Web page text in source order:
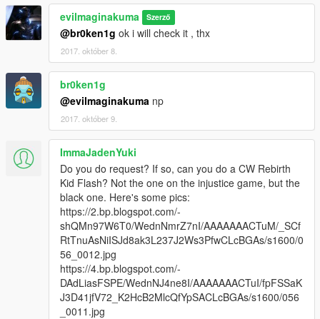
evilmaginakuma Szerző
@br0ken1g ok i will check it , thx
2017. október 8.
br0ken1g
@evilmaginakuma np
2017. október 9.
ImmaJadenYuki
Do you do request? If so, can you do a CW Rebirth
Kid Flash? Not the one on the injustice game, but the
black one. Here's some pics:
https://2.bp.blogspot.com/-
shQMn97W6T0/WednNmrZ7nI/AAAAAAACTuM/_SCf
RtTnuAsNiISJd8ak3L237J2Ws3PfwCLcBGAs/s1600/0
56_0012.jpg
https://4.bp.blogspot.com/-
DAdLiasFSPE/WednNJ4ne8I/AAAAAAACTuI/fpFSSaK
J3D41jfV72_K2HcB2MlcQfYpSACLcBGAs/s1600/056
_0011.jpg